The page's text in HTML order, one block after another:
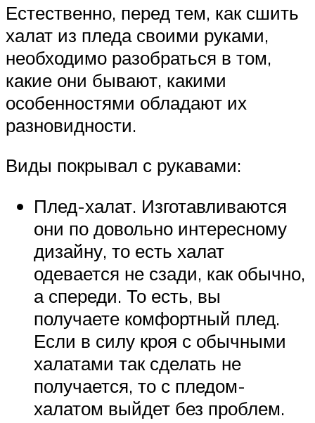
Естественно, перед тем, как сшить
халат из пледа своими руками,
необходимо разобраться в том,
какие они бывают, какими
особенностями обладают их
разновидности.
Виды покрывал с рукавами:
Плед-халат. Изготавливаются
они по довольно интересному
дизайну, то есть халат
одевается не сзади, как обычно,
а спереди. То есть, вы
получаете комфортный плед.
Если в силу кроя с обычными
халатами так сделать не
получается, то с пледом-
халатом выйдет без проблем.